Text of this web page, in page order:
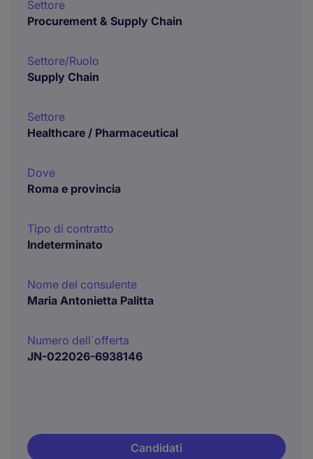
Settore
Procurement & Supply Chain
Settore/Ruolo
Supply Chain
Settore
Healthcare / Pharmaceutical
Dove
Roma e provincia
Tipo di contratto
Indeterminato
Nome del consulente
Maria Antonietta Palitta
Numero dell´offerta
JN-022026-6938146
Candidati